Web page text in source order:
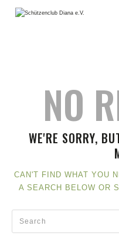
AKTUELLES
UNSER
ARCHIV
NO
WE'RE SORRY,
CAN'T FIND WHAT YOU
A SEARCH BELOW OR